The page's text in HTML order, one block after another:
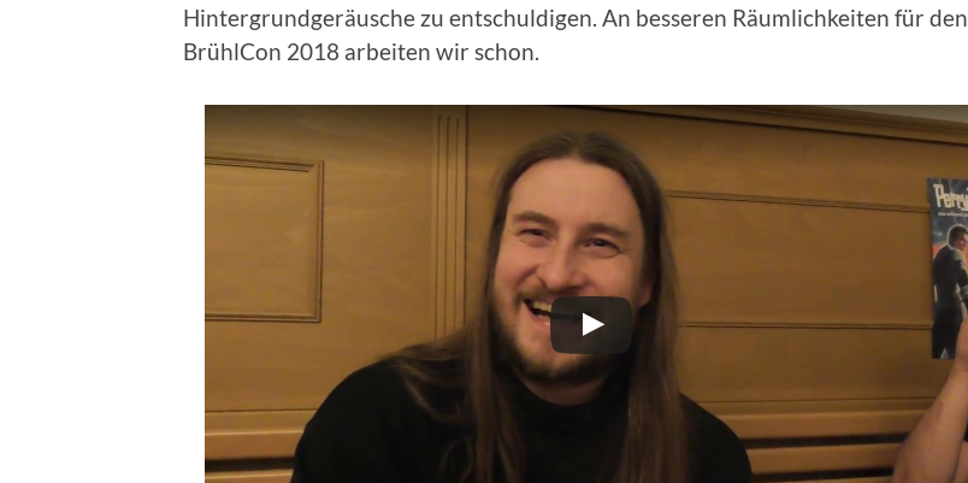
Hintergrundgeräusche zu entschuldigen. An besseren Räumlichkeiten für den
BrühlCon 2018 arbeiten wir schon.